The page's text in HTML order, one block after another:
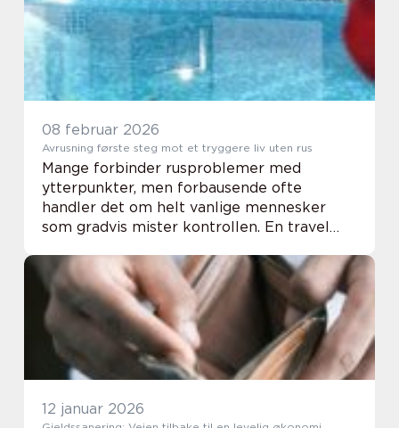
pen...
08 februar 2026
Avrusning første steg mot et tryggere liv uten rus
Mange forbinder rusproblemer med
ytterpunkter, men forbausende ofte
handler det om helt vanlige mennesker
som gradvis mister kontrollen. En travel
hjemmebane kan føre til at alkohol, piller
eller andre stoffer blir...
12 januar 2026